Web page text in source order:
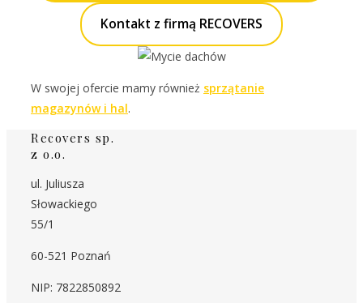
Kontakt z firmą RECOVERS
W swojej ofercie mamy również sprzątanie
magazynów i hal.
Recovers sp.
z o.o.
ul. Juliusza
Słowackiego
55/1
60-521 Poznań
NIP: 7822850892